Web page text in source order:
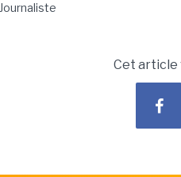
Journaliste
Cet article